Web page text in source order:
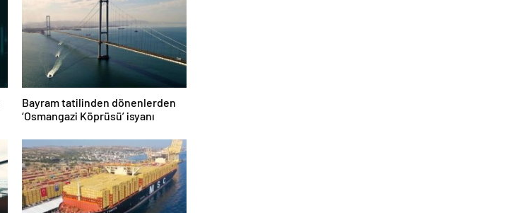
Bayram tatilinden dönenlerden
‘Osmangazi Köprüsü’ isyanı